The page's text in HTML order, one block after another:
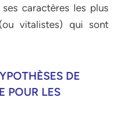
ses caractères les plus
vitalistes) qui sont
DE
POUR LES